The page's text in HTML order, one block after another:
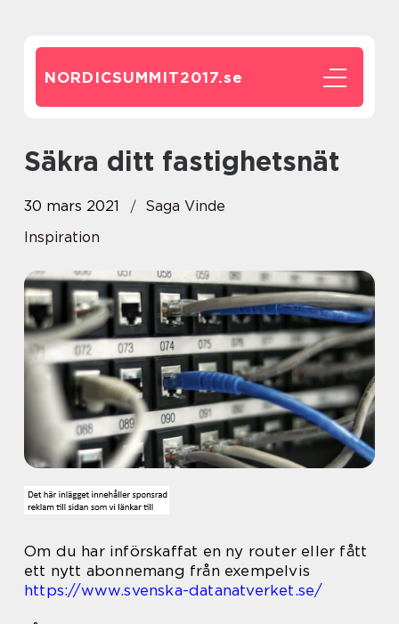
NORDICSUMMIT2017.se
Säkra ditt fastighetsnät
30 mars 2021
Saga Vinde
Inspiration
Om du har införskaffat en ny router eller fått
ett nytt abonnemang från exempelvis
https://www.svenska-datanatverket.se/